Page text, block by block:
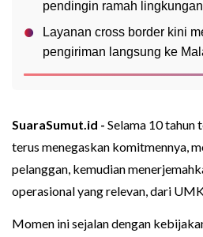
pendingin ramah
Layanan cross border kini
pengiriman langsung ke
SuaraSumut.id - Selama 10 tahun
terus menegaskan komitmennya,
pelanggan, kemudian
operasional yang relevan, dari
Momen ini sejalan dengan